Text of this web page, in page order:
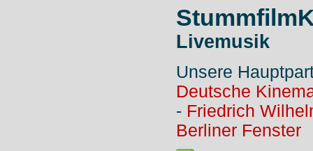
Livemusik
Unsere
Deutsche
- Friedrich
Berliner Fenster